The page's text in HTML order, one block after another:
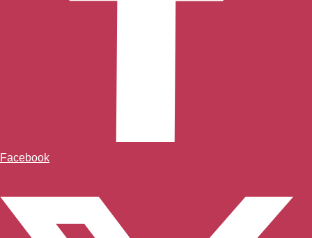
Facebook